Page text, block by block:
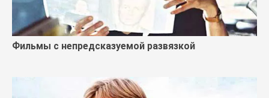
Фильмы с непредсказуемой развязкой